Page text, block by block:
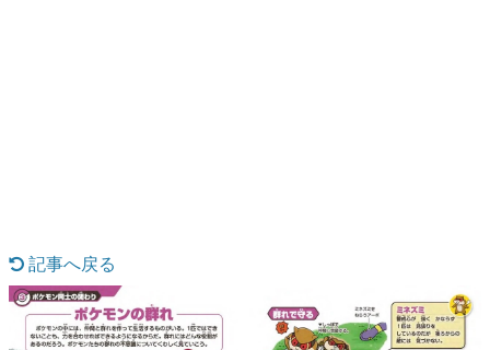
特集記事
マンガ
記事へ戻る